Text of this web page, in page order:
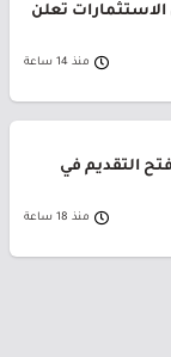
تعلن
منذ 14 ساعة
فتح التقديم في
منذ 18 ساعة